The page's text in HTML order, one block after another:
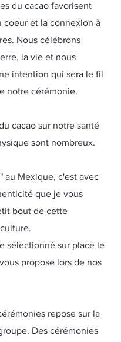
du cacao favorisent
coeur et la connexion à
Nous célébrons
la vie et nous
intention qui sera le fil
notre cérémonie.
cacao sur notre santé
sont nombreux.
au Mexique, c'est avec
que je vous
bout de cette
sélectionné sur place le
propose lors de nos
repose sur la
Des cérémonies